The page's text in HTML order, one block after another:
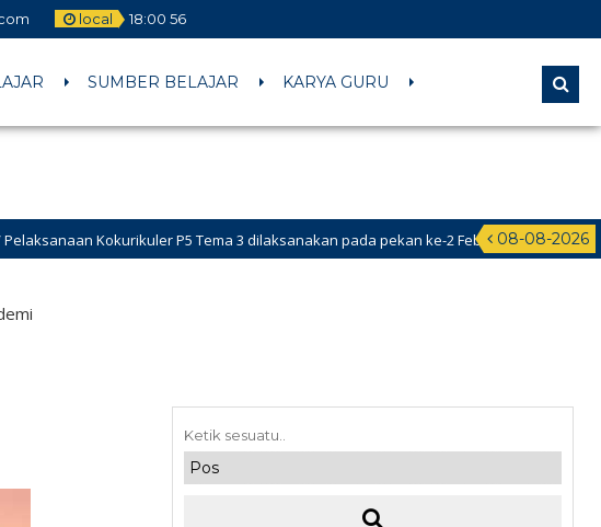
local 18:00 57
SUMBER BELAJAR KARYA GURU
08-08-2026
Kokurikuler P5 Tema 3 dilaksanakan pada pekan ke-2 Februari 2026 s.d ke-1 dan ke-2